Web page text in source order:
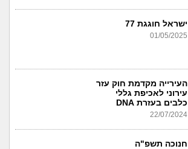
ישראל חוגגת 77
01/05/2025
העירייה מקדמת חוק עזר
עירוני לאכיפת גללי
כלבים בעזרת DNA
22/07/2024
חנוכה תשפ"ה